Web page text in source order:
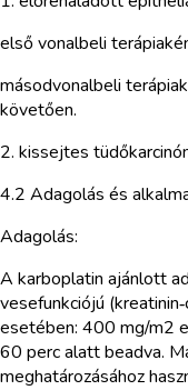
első vonalbeli
másodvonalbeli
követően.
2. kissejtes
4.2 Adagolás és
Adagolás:
A karboplatin ajánlott
vesefunkciójú
esetében: 400 mg/m2
60 perc alatt beadva.
meghatározásához